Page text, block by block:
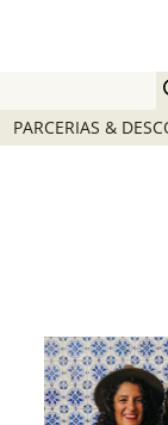
PARCERIAS &